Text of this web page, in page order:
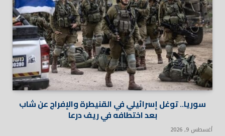
سوريا.. توغل إسرائيلي في القنيطرة والإفراج عن شاب
بعد اختطافه في ريف درعا
أغسطس 9, 2026